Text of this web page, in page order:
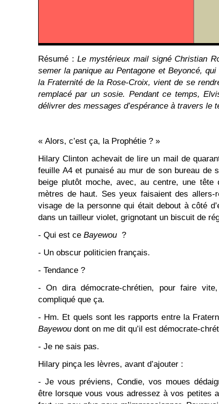
Résumé :Le mystérieux mail signé Christian
semer la panique au Pentagone et Beyoncé,
la Fraternité de la Rose-Croix, vient de se
remplacé par un sosie. Pendant ce temps,
délivrer des messages d’espérance à travers le
« Alors, c’est ça, la Prophétie ? »
Hilary Clinton achevait de lire un mail de
feuille A4 et punaisé au mur de son bureau de
beige plutôt moche, avec, au centre, une tête
mètres de haut. Ses yeux faisaient des
visage de la personne qui était debout à côté
dans un tailleur violet, grignotant un biscuit de
- Qui est ce Bayewou ?
- Un obscur politicien français.
- Tendance ?
- On dira démocrate-chrétien, pour faire
compliqué que ça.
- Hm. Et quels sont les rapports entre la
Bayewou dont on me dit qu’il est démocrate-
- Je ne sais pas.
Hilary pinça les lèvres, avant d’ajouter :
- Je vous préviens, Condie, vos moues
être lorsque vous vous adressez à vos petites